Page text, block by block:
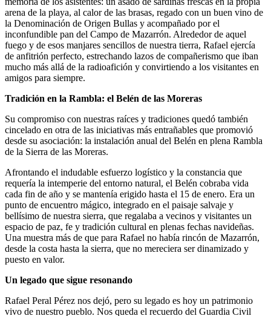
arena de la playa, al calor de las brasas, regado con un buen vino de
la Denominación de Origen Bullas y acompañado por el
inconfundible pan del Campo de Mazarrón. Alrededor de aquel
fuego y de esos manjares sencillos de nuestra tierra, Rafael ejercía
de anfitrión perfecto, estrechando lazos de compañerismo que iban
mucho más allá de la radioafición y convirtiendo a los visitantes en
amigos para siempre.
Tradición en la Rambla: el Belén de las Moreras
Su compromiso con nuestras raíces y tradiciones quedó también
cincelado en otra de las iniciativas más entrañables que promovió
desde su asociación: la instalación anual del Belén en plena Rambla
de la Sierra de las Moreras.
Afrontando el indudable esfuerzo logístico y la constancia que
requería la intemperie del entorno natural, el Belén cobraba vida
cada fin de año y se mantenía erigido hasta el 15 de enero. Era un
punto de encuentro mágico, integrado en el paisaje salvaje y
bellísimo de nuestra sierra, que regalaba a vecinos y visitantes un
espacio de paz, fe y tradición cultural en plenas fechas navideñas.
Una muestra más de que para Rafael no había rincón de Mazarrón,
desde la costa hasta la sierra, que no mereciera ser dinamizado y
puesto en valor.
Un legado que sigue resonando
Rafael Peral Pérez nos dejó, pero su legado es hoy un patrimonio
vivo de nuestro pueblo. Nos queda el recuerdo del Guardia Civil